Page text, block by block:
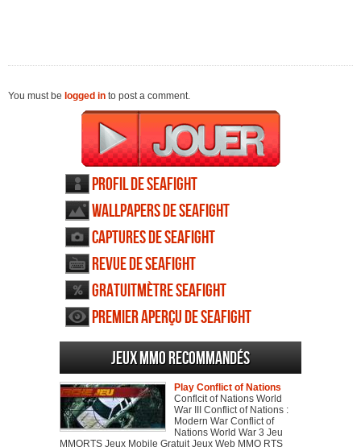
You must be logged in to post a comment.
Profil de Seafight
Wallpapers de Seafight
Captures de Seafight
Revue de Seafight
Gratuitmètre Seafight
Premier aperçu de Seafight
Jeux MMO recommandés
Play Conflict of Nations
Conflcit of Nations World
War III Conflict of Nations :
Modern War Conflict of
Nations World War 3 Jeu
MMORTS Jeux Mobile Gratuit Jeux Web MMO RTS